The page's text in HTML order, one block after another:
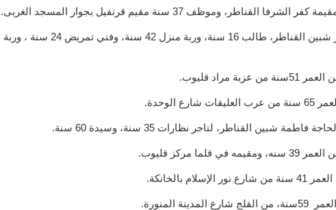
القناطر، وموظف 37 سنة مقيم قرنفيل بجوار المسجد الغربى.
4 حالات من كفر الدير شبين القناطر، طالب 16 سنة، وربة منزل 42 سنة، وفني تمريض 24 سنة ، وربة
مراد قليوب.
الوحدة.
شبين القناطر، لتاجر نظارات 35 سنة، وسيدة 60 سنة.
قلما مركز قليوب.
بالخانكة.
المنورة.